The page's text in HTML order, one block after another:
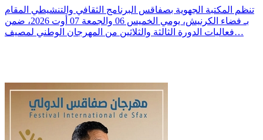
تنظم المكتبة الجهوية بصفاقس البرنامج الثقافي والتنشيطي المقام
بـ فضاء الكرنيش، يومي الخميس 06 والجمعة 07 أوت 2026، ضمن
فعاليات الدورة الثالثة والثلاثين من المهرجان الوطني لمصيف…